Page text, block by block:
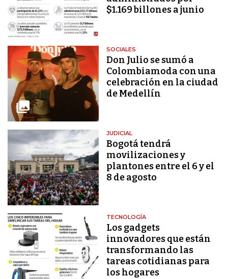
$1.169 billones a junio
SOCIALES
Don Julio se sumó a
Colombiamoda con una
celebración en la ciudad
de Medellín
JUDICIAL
Bogotá tendrá
movilizaciones y
plantones entre el 6 y el
8 de agosto
TECNOLOGÍA
Los gadgets
innovadores que están
transformando las
tareas cotidianas para
los hogares